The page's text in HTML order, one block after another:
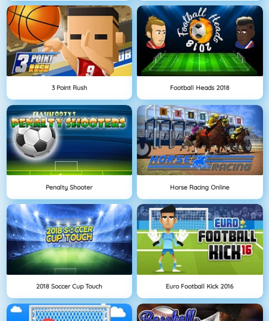
3 Point Rush Football Heads 2018
Penalty Shooter Horse Racing Online
2018 Soccer Cup Touch Euro Football Kick 2016